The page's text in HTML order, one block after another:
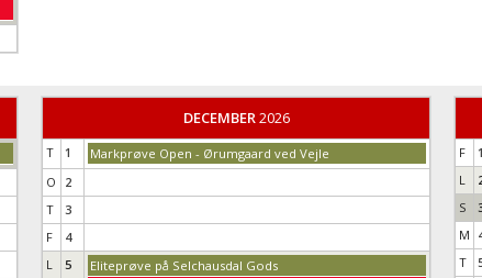
DECEMBER2026
T 1
Markprøve Open - Ørumgaard ved Vejle
O
2
T
3
F
4
L
5
Eliteprøve på Selchausdal Gods
F
1
L
S
M
T